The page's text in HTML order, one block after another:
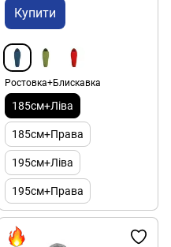
Купити
Ростовка+Блискавка
185см+Ліва
185см+Права
195см+Ліва
195см+Права